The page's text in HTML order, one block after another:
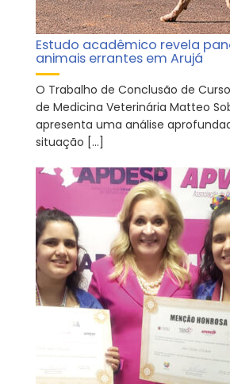
Estudo acadêmico revela
animais errantes em Arujá
O Trabalho de Conclusão de
de Medicina Veterinária Matteo
apresenta uma análise
situação […]